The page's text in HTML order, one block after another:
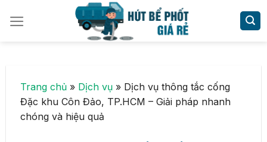
Trang chủ » Dịch vụ » Dịch vụ thông tắc cống
Đặc khu Côn Đảo, TP.HCM – Giải pháp nhanh
chóng và hiệu quả